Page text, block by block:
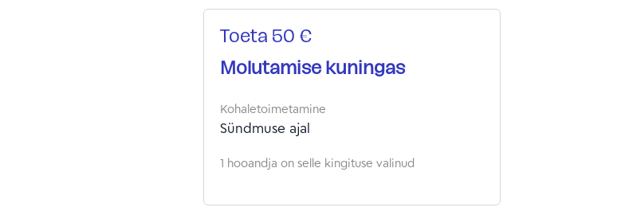
Toeta 50 €
Molutamise kuningas
Kohaletoimetamine
Sündmuse ajal
1 hooandja on selle kingituse valinud